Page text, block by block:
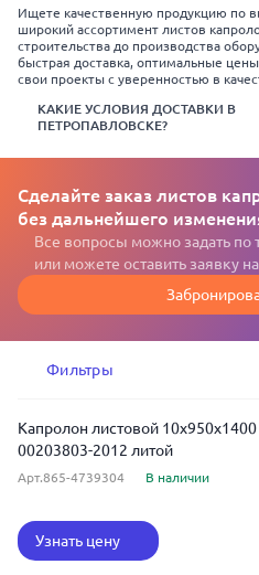
Ищете качественную продукцию по
широкий ассортимент листов
строительства до производства
быстрая доставка, оптимальные
свои проекты с уверенностью в
КАКИЕ УСЛОВИЯ ДОСТАВКИ В
ПЕТРОПАВЛОВСКЕ?
Сделайте заказ листов
без дальнейшего
Все вопросы можно задать по
или можете оставить заявку на
Фильтры
Капролон листовой
00203803-2012 литой
Арт.865-4739304 В наличии
Узнать цену